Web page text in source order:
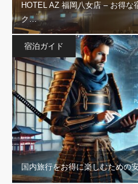
HOTEL AZ 福岡八女店 – お得な
ク…
宿泊ガイド
国内旅行をお得に楽しむための